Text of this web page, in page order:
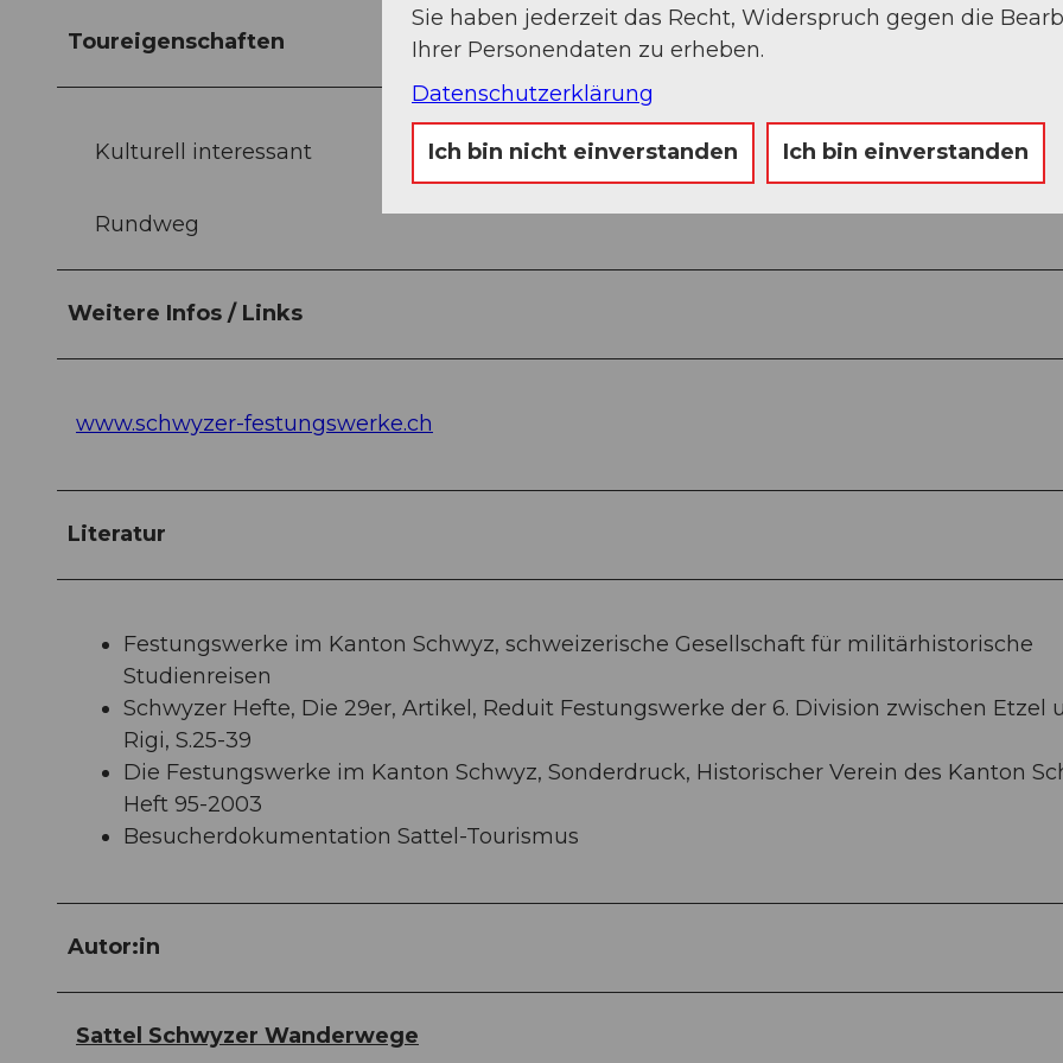
Toureigenschaften
Kulturell interessant
Rundweg
Weitere Infos / Links
www.schwyzer-festungswerke.ch
Literatur
Festungswerke im Kanton Schwyz, schweizerische Gesellschaft für militärhistorische
Studienreisen
Schwyzer Hefte, Die 29er, Artikel, Reduit Festungswerke der 6. Division zwischen Etzel
Rigi, S.25-39
Die Festungswerke im Kanton Schwyz, Sonderdruck, Historischer Verein des Kanton
Heft 95-2003
Besucherdokumentation Sattel-Tourismus
Autor:in
Sattel Schwyzer Wanderwege
Sie haben jederzeit das Recht, Widerspruch gegen die
Ihrer Personendaten zu erheben.
Datenschutzerklärung
Ich bin nicht einverstanden Ich bin einverstanden